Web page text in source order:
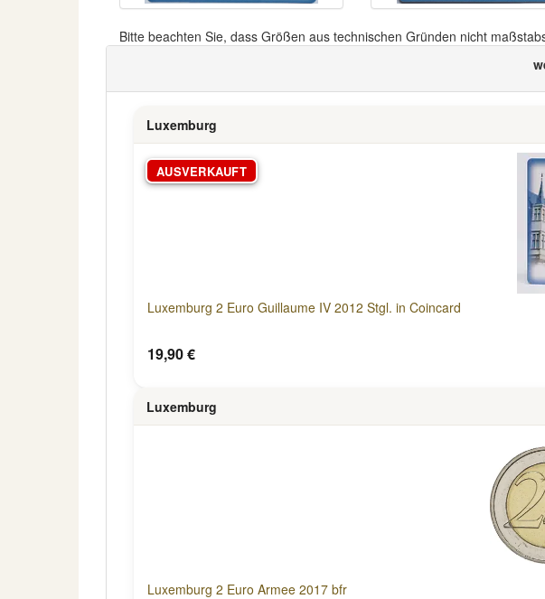
Bitte beachten Sie, dass Größen aus technischen Gründen nicht
Luxemburg
AUSVERKAUFT
Luxemburg 2 Euro Guillaume IV 2012 Stgl. in Coincard
19,90 €
Luxemburg
Luxemburg 2 Euro Armee 2017 bfr